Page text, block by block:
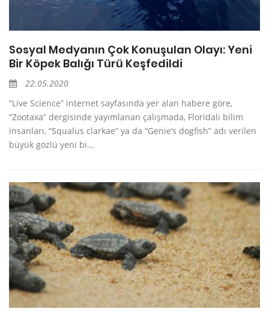
Sosyal Medyanın Çok Konuşulan Olayı: Yeni
Bir Köpek Balığı Türü Keşfedildi
22.05.2020
“Live Science” internet sayfasında yer alan habere göre,
“Zootaxa” dergisinde yayımlanan çalışmada, Floridalı bilim
insanları, “Squalus clarkae” ya da “Genie’s dogfish” adı verilen
büyük gözlü yeni bi...